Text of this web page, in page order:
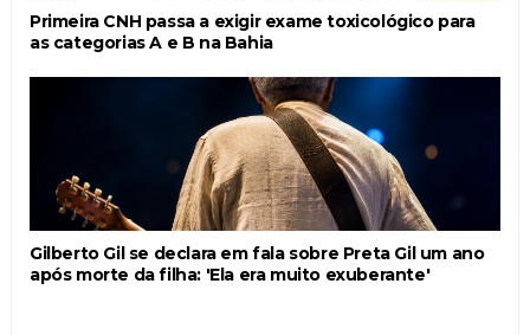
Primeira CNH passa a exigir exame toxicológico para
as categorias A e B na Bahia
Gilberto Gil se declara em fala sobre Preta Gil um ano
após morte da filha: 'Ela era muito exuberante'